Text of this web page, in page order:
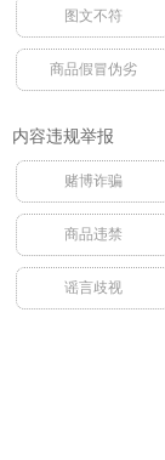
图文不符
商品假冒伪劣
内容违规举报
赌博诈骗
商品违禁
谣言歧视